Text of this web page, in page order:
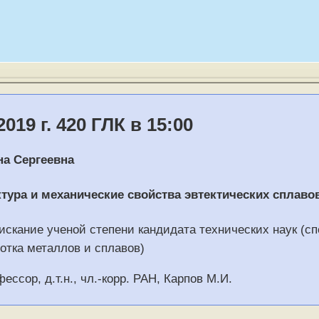
г. 420 ГЛК в 15:00
Сергеевна
и механические свойства эвтектических
ученой степени кандидата технических наук
металлов и сплавов)
д.т.н., чл.-корр. РАН, Карпов М.И.